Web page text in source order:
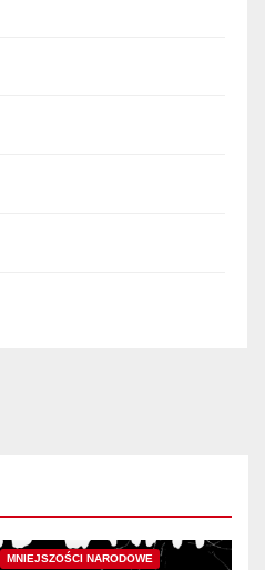
MNIEJSZOŚCI NARODOWE